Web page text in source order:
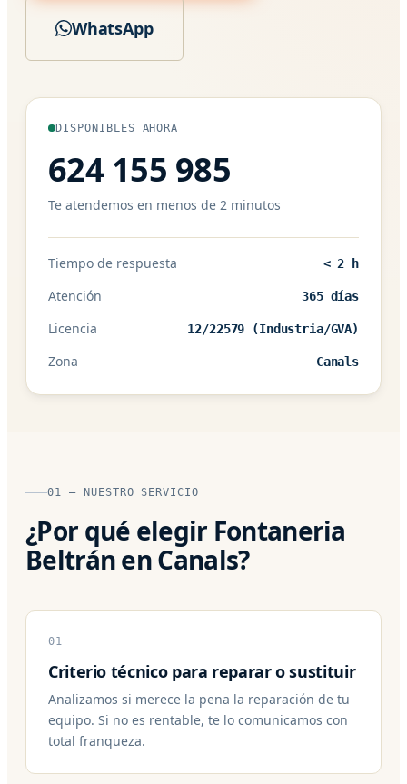
WhatsApp
DISPONIBLES AHORA
624 155 985
Te atendemos en menos de 2 minutos
Tiempo de respuesta < 2 h
Atención 365 días
Licencia 12/22579 (Industria/GVA)
Zona Canals
01 — NUESTRO SERVICIO
¿Por qué elegir Fontaneria
Beltrán en Canals?
01
Criterio técnico para reparar o sustituir
Analizamos si merece la pena la reparación de tu
equipo. Si no es rentable, te lo comunicamos con
total franqueza.